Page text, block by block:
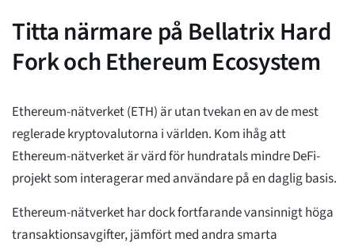
Titta närmare på Bellatrix Hard
Fork och Ethereum Ecosystem
Ethereum-nätverket (ETH) är utan tvekan en av de mest
reglerade kryptovalutorna i världen. Kom ihåg att
Ethereum-nätverket är värd för hundratals mindre DeFi-
projekt som interagerar med användare på en daglig basis.
Ethereum-nätverket har dock fortfarande vansinnigt höga
transaktionsavgifter, jämfört med andra smarta